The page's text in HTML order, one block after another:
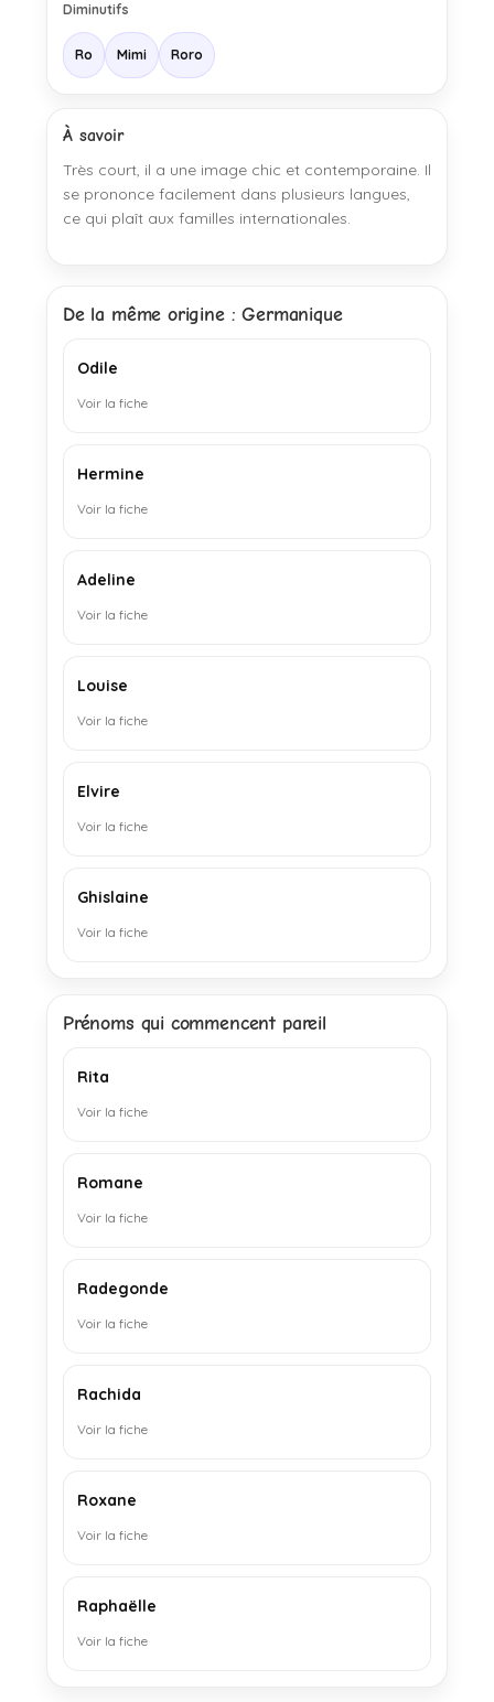
Diminutifs
Ro Mimi Roro
À savoir
Très court, il a une image chic et contemporaine. Il
se prononce facilement dans plusieurs langues,
ce qui plaît aux familles internationales.
De la même origine : Germanique
Odile
Voir la fiche
Hermine
Voir la fiche
Adeline
Voir la fiche
Louise
Voir la fiche
Elvire
Voir la fiche
Ghislaine
Voir la fiche
Prénoms qui commencent pareil
Rita
Voir la fiche
Romane
Voir la fiche
Radegonde
Voir la fiche
Rachida
Voir la fiche
Roxane
Voir la fiche
Raphaëlle
Voir la fiche